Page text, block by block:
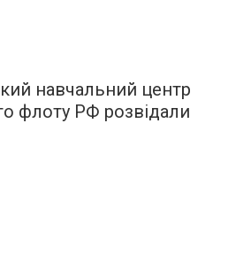
навчальний центр
флоту РФ розвідали